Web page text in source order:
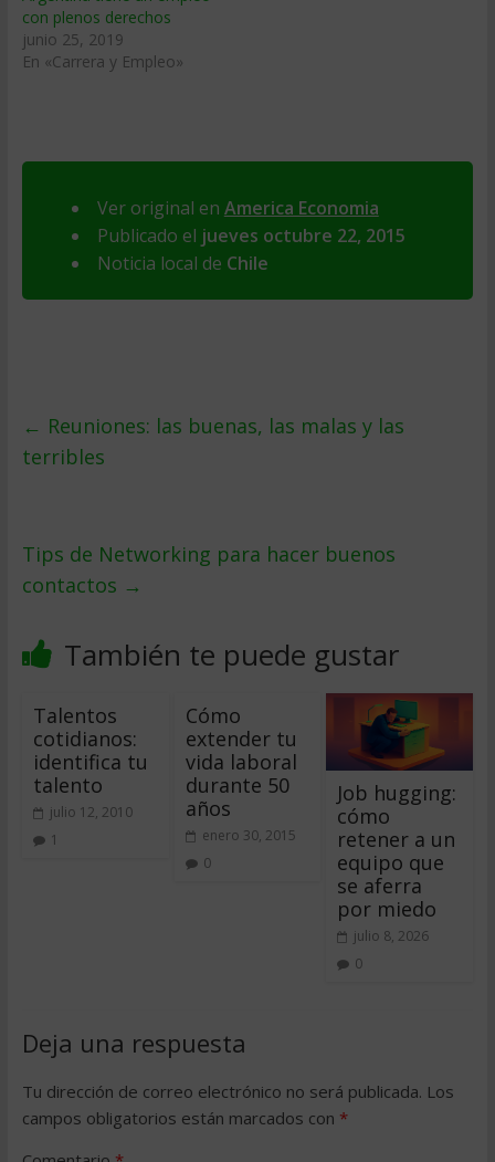
con plenos derechos
junio 25, 2019
En «Carrera y Empleo»
Ver original en America Economia
Publicado el jueves octubre 22, 2015
Noticia local de Chile
← Reuniones: las buenas, las malas y las
terribles
Tips de Networking para hacer buenos
contactos →
También te puede gustar
Talentos
cotidianos:
identifica tu
talento
julio 12, 2010
1
Cómo
extender tu
vida laboral
durante 50
años
enero 30, 2015
0
Job hugging:
cómo
retener a un
equipo que
se aferra
por miedo
julio 8, 2026
0
Deja una respuesta
Tu dirección de correo electrónico no será publicada. Los
campos obligatorios están marcados con *